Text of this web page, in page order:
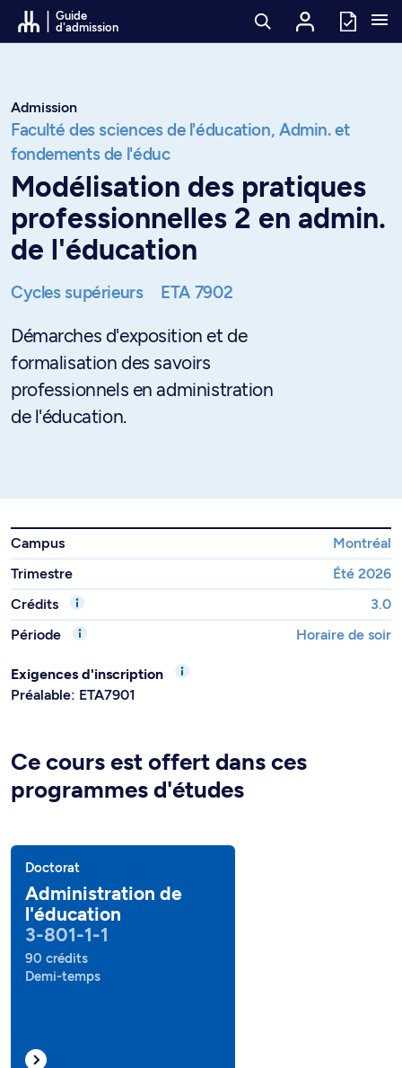
Passer au contenu
Guide
d'admission
Admission
Faculté des sciences de l'éducation, Admin. et
fondements de l'éduc
Modélisation des pratiques
professionnelles 2 en admin.
de l'éducation
Cycles supérieurs ETA 7902
Démarches d'exposition et de
formalisation des savoirs
professionnels en administration
de l'éducation.
Campus
Montréal
Trimestre
Été 2026
Crédits
3.0
Période
Horaire de soir
Exigences d'inscription
Préalable: ETA7901
Ce cours est offert dans ces
programmes d'études
Doctorat
Administration de
l'éducation
3-801-1-1
90 crédits
Demi-temps